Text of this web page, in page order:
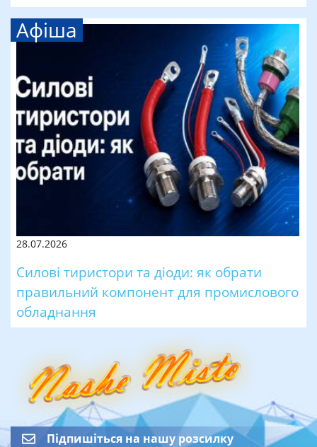
Афіша
28.07.2026
Силові тиристори та діоди: як обрати
правильний компонент для промислового
обладнання
Підпишіться на нашу розсилку